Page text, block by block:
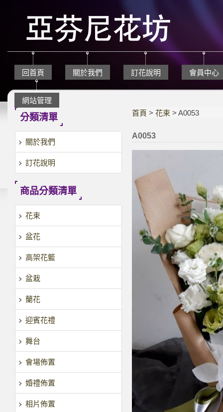
回首頁 關於我們 訂花說明 會員中心
網站管理
分類清單
關於我們
訂花說明
商品分類清單
花束
盆花
高架花籃
盆栽
蘭花
迎賓花禮
舞台
會場佈置
婚禮佈置
相片佈置
首頁 >花束 > A0053
A0053